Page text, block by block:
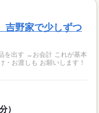
吉野家で少しずつ
→お会計 これが基本
・お渡しも お願いします！
）